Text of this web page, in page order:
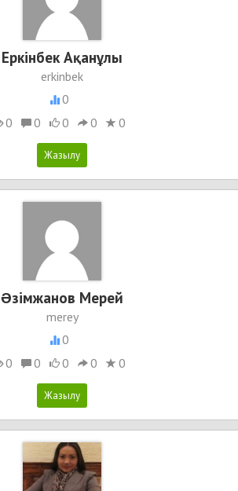
Еркінбек Ақанұлы
erkinbek
0
0
0 0 0 0
Əзімжанов Мерей
merey
0
0
0 0 0 0